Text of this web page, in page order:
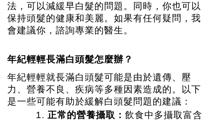
法，可以減緩早白髮的問題。同時，你也可以
保持頭髮的健康和美麗。如果有任何疑問，我
會建議你，諮詢專業的醫生。
年紀輕輕長滿白頭髮怎麼辦？
年紀輕輕就長滿白頭髮可能是由於遺傳、壓
力、營養不良、疾病等多種因素造成的。以下
是一些可能有助於緩解白頭髮問題的建議：
正常的營養攝取： 飲食中多攝取富含